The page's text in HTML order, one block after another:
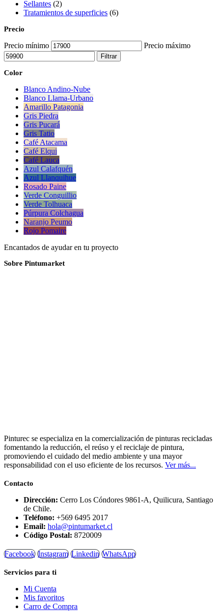
Sellantes (2)
Tratamientos de superficies (6)
Precio
Precio mínimo Precio máximo
Filtrar
Color
Blanco Andino-Nube
Blanco Llama-Urbano
Amarillo Patagonia
Gris Piedra
Gris Pucará
Gris Tatio
Café Atacama
Café Elqui
Café Lauca
Azul Calafquén
Azul Llanquihue
Rosado Paine
Verde Conguillio
Verde Tolhuaca
Púrpura Colchagua
Naranjo Peumo
Rojo Pomaire
Encantados de ayudar en tu proyecto
Sobre Pintumarket
Pinturec se especializa en la comercialización de pinturas recicladas
fomentando la reducción, el reúso y el reciclaje de pintura,
promoviendo el cuidado del medio ambiente y una mayor
responsabilidad con el uso eficiente de los recursos. Ver más...
Contacto
Dirección: Cerro Los Cóndores 9861-A, Quilicura, Santiago
de Chile.
Teléfono: +569 6495 2017
Email: hola@pintumarket.cl
Código Postal: 8720009
Facebook Instagram Linkedin WhatsApp
Servicios para ti
Mi Cuenta
Mis favoritos
Carro de Compra